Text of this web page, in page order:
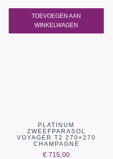
TOEVOEGEN AAN
WINKELWAGEN
PLATINUM
ZWEEFPARASOL
VOYAGER T2 270×270
CHAMPAGNE
€ 715,00